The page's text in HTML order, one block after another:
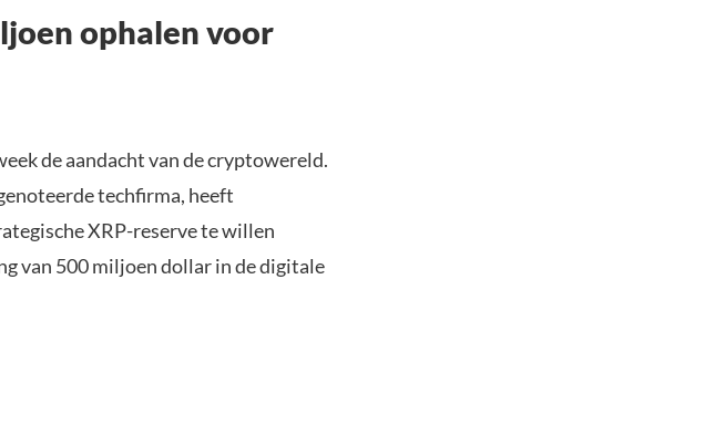
ophalen voor
de aandacht van de cryptowereld.
techfirma, heeft
XRP-reserve te willen
van 500 miljoen dollar in de digitale